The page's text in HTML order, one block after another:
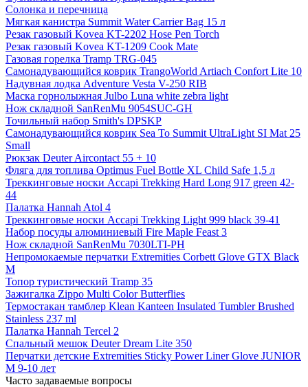
Солонка и перечница
Мягкая канистра Summit Water Carrier Bag 15 л
Резак газовый Kovea KT-2202 Hose Pen Torch
Резак газовый Kovea KT-1209 Cook Mate
Газовая горелка Tramp TRG-045
Самонадувающийся коврик TrangoWorld Artiach Confort Lite 10
Надувная лодка Adventure Vesta V-250 RIB
Маска горнолыжная Julbo Luna white zebra light
Нож складной SanRenMu 9054SUC-GH
Точильный набор Smith's DPSKP
Самонадувающийся коврик Sea To Summit UltraLight SI Mat 25
Small
Рюкзак Deuter Aircontact 55 + 10
Фляга для топлива Optimus Fuel Bottle XL Child Safe 1,5 л
Треккинговые носки Accapi Trekking Hard Long 917 green 42-
44
Палатка Hannah Atol 4
Треккинговые носки Accapi Trekking Light 999 black 39-41
Набор посуды алюминиевый Fire Maple Feast 3
Нож складной SanRenMu 7030LTI-PH
Непромокаемые перчатки Extremities Corbett Glove GTX Black
M
Топор туристический Tramp 35
Зажигалка Zippo Multi Color Butterflies
Термостакан тамблер Klean Kanteen Insulated Tumbler Brushed
Stainless 237 ml
Палатка Hannah Tercel 2
Спальный мешок Deuter Dream Lite 350
Перчатки детские Extremities Sticky Power Liner Glove JUNIOR
M 9-10 лет
Часто задаваемые вопросы